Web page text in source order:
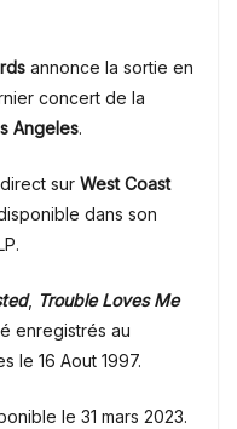
annonce la sortie en
concert de la
Angeles.
sur West Coast
dans son
, Trouble Loves Me
enregistrés au
le 16 Aout 1997.
le 31 mars 2023.